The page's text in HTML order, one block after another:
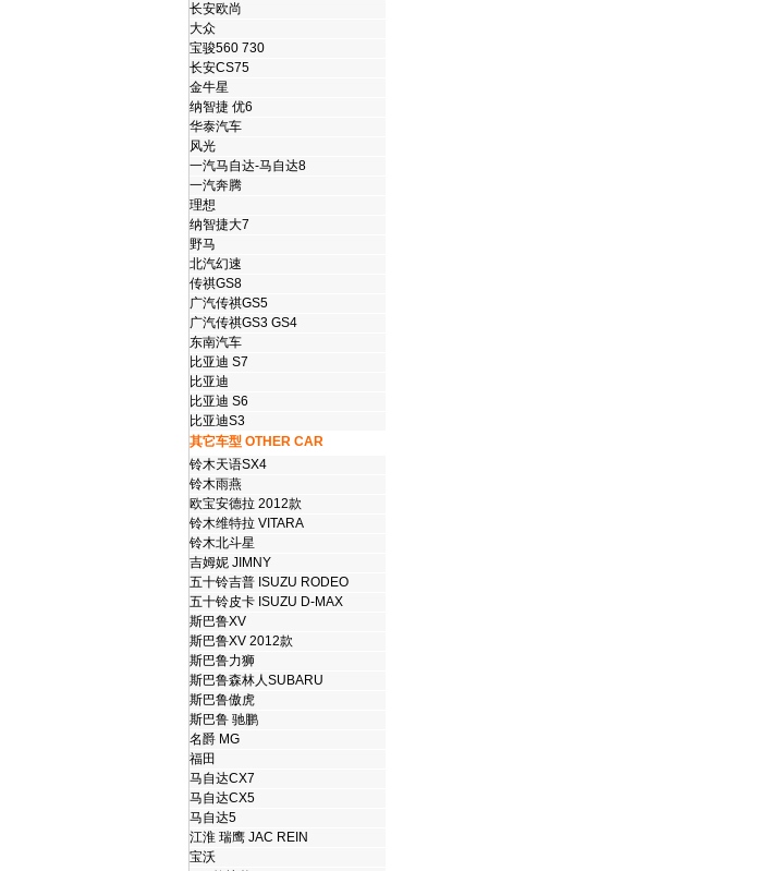
长安欧尚
大众
宝骏560 730
长安CS75
金牛星
纳智捷 优6
华泰汽车
风光
一汽马自达-马自达8
一汽奔腾
理想
纳智捷大7
野马
北汽幻速
传祺GS8
广汽传祺GS5
广汽传祺GS3 GS4
东南汽车
比亚迪 S7
比亚迪
比亚迪 S6
比亚迪S3
其它车型 OTHER CAR
铃木天语SX4
铃木雨燕
欧宝安德拉 2012款
铃木维特拉 VITARA
铃木北斗星
吉姆妮 JIMNY
五十铃吉普 ISUZU RODEO
五十铃皮卡 ISUZU D-MAX
斯巴鲁XV
斯巴鲁XV 2012款
斯巴鲁力狮
斯巴鲁森林人SUBARU
斯巴鲁傲虎
斯巴鲁 驰鹏
名爵 MG
福田
马自达CX7
马自达CX5
马自达5
江淮 瑞鹰 JAC REIN
宝沃